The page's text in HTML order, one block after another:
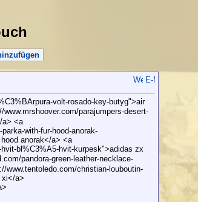
volt-rosado-key-butyg">air
parajumpers-desert-
a> <a
with-fur-hood-anorak-
anorak</a> <a
bl%C3%A5-hvit-kurpesk">adidas zx
pandora-green-leather-necklace-
www.tentoledo.com/christian-louboutin-
xi</a>